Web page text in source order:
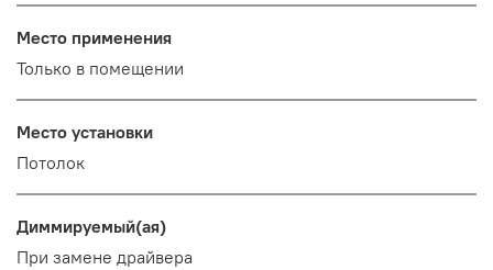
Место применения
Только в помещении
Место установки
Потолок
Диммируемый(ая)
При замене драйвера